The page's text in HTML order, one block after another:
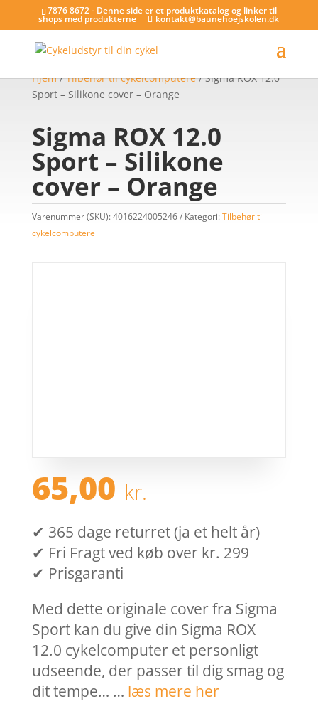
7876 8672 - Denne side er et produktkatalog og linker til
shops med produkterne kontakt@baunehoejskolen.dk
Hjem/Tilbehør til cykelcomputere/ Sigma ROX 12.0
Sport – Silikone cover – Orange
Sigma ROX 12.0
Sport – Silikone
cover – Orange
Varenummer (SKU):4016224005246 Kategori:Tilbehør til
cykelcomputere
65,00 kr.
✔ 365 dage returret (ja et helt år)
✔ Fri Fragt ved køb over kr. 299
✔ Prisgaranti
Med dette originale cover fra Sigma
Sport kan du give din Sigma ROX
12.0 cykelcomputer et personligt
udseende, der passer til dig smag og
dit tempe… … læs mere her